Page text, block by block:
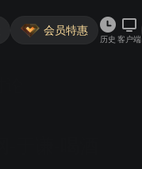
会员特惠
历史 客户端